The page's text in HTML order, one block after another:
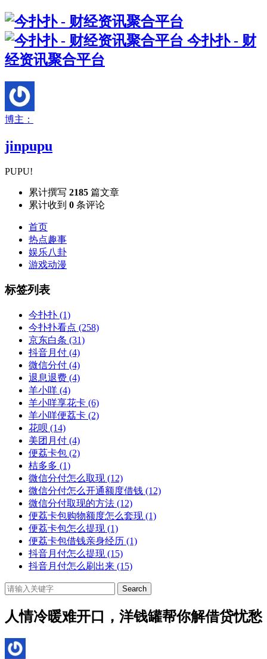
今扑扑 - 财
经资讯聚合平台
博主：
jinpupu
PUPU!
累计撰写 2185 篇文章
累计收到 0 条评论
首页
热点趣事
娱乐八卦
游戏动漫
标签列表
今扑扑 (1)
今扑扑看点 (258)
京东白条 (31)
抖音月付 (4)
微信分付 (4)
退息退费 (4)
羊小咩 (4)
羊小咩享花卡 (6)
羊小咩便荔卡 (2)
花呗 (14)
美团月付 (4)
便荔卡包 (2)
桔多多 (1)
微信分付怎么取现 (12)
微信分付怎么开通额度借钱 (12)
微信分付取现的方法 (12)
便荔卡包购物额度怎么套现 (1)
便荔卡包怎么提现 (1)
便荔卡包借钱亲身经历 (1)
抖音月付怎么提现 (15)
抖音月付怎么刷出来 (15)
Search
人情冷暖难开口，洋钱罐帮你解借贷忧愁